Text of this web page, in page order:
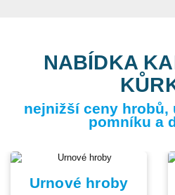
NABÍDKA
nejnižší ceny hrobů,
pomníku a
Urnové hroby